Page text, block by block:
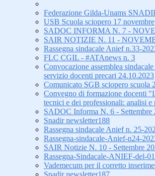
Federazione Gilda-Unams
USB Scuola sciopero 17 novembre
SADOC INFORMA N. 7 -
SAIR NOTIZIE N. 11 -
Rassegna sindacale Anief n.33-
FLC CGIL - #ATAnews n. 3
Convocazione assemblea
servizio docenti precari 24.10.2023
Comunicato SGB sciopero scuola
Convegno di formazione docenti
tecnici e dei professionali: analisi e
SADOC Informa N. 6 - Settembre
Snadir newsletter188
Rassegna sindacale Anief n. 25-
Rassegna-sindacale-Anief-n24-
SAIR Notizie N. 10 - Settembre
Rassegna-Sindacale-ANIEF-del-
Vademecum per il corretto